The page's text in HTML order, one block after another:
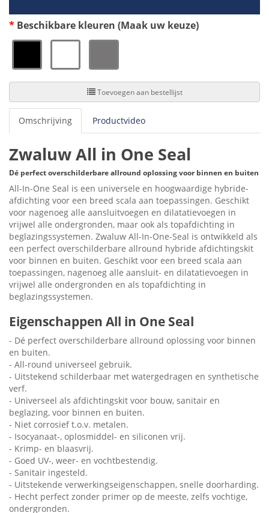
Beschikbare kleuren (Maak uw keuze)
Toevoegen aan bestellijst
Omschrijving Productvideo
Zwaluw All in One Seal
Dé perfect overschilderbare allround oplossing voor binnen en buiten
All-In-One Seal is een universele en hoogwaardige hybride-
afdichting voor een breed scala aan toepassingen. Geschikt
voor nagenoeg alle aansluitvoegen en dilatatievoegen in
vrijwel alle ondergronden, maar ook als topafdichting in
beglazingssystemen. Zwaluw All-In-One-Seal is ontwikkeld als
een perfect overschilderbare allround hybride afdichtingskit
voor binnen en buiten. Geschikt voor een breed scala aan
toepassingen, nagenoeg alle aansluit- en dilatatievoegen in
vrijwel alle ondergronden en als topafdichting in
beglazingssystemen.
Eigenschappen All in One Seal
- Dé perfect overschilderbare allround oplossing voor binnen
en buiten.
- All-round universeel gebruik.
- Uitstekend schilderbaar met watergedragen en synthetische
verf.
- Universeel als afdichtingskit voor bouw, sanitair en
beglazing, voor binnen en buiten.
- Niet corrosief t.o.v. metalen.
- Isocyanaat-, oplosmiddel- en siliconen vrij.
- Krimp- en blaasvrij.
- Goed UV-, weer- en vochtbestendig.
- Sanitair ingesteld.
- Uitstekende verwerkingseigenschappen, snelle doorharding.
- Hecht perfect zonder primer op de meeste, zelfs vochtige,
ondergronden.